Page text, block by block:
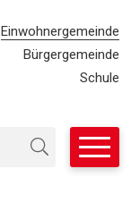
Suche starten
Einwohnergemeinde
Bürgergemeinde
Schule